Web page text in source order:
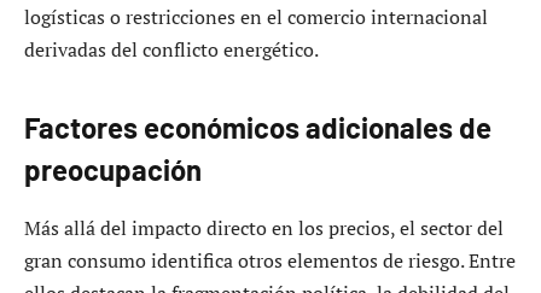
logísticas o restricciones en el comercio internacional
derivadas del conflicto energético.
Factores económicos adicionales de
preocupación
Más allá del impacto directo en los precios, el sector del
gran consumo identifica otros elementos de riesgo. Entre